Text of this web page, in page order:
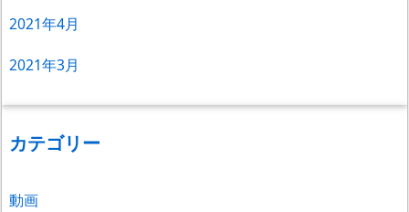
2021年4月
2021年3月
カテゴリー
動画